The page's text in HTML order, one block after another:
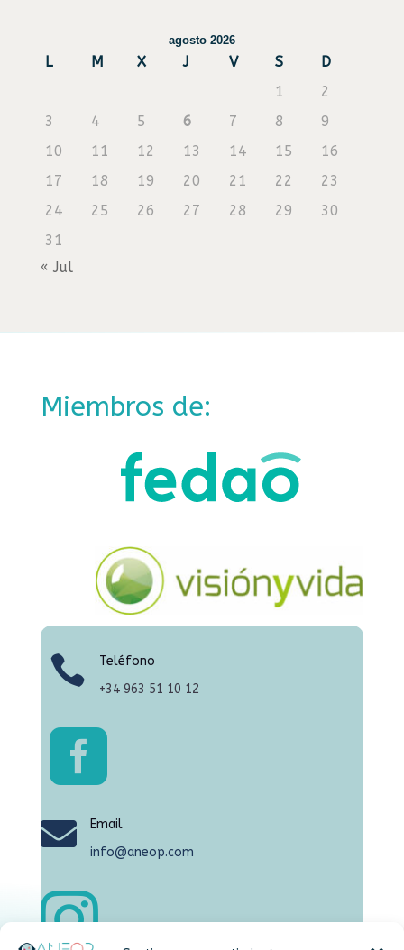
agosto 2026
L M X J V S
D
1
2
3
4 5 6 7 8
9
10
11 12 13 14 15
16
17
18 19 20 21 22
23
24
25 26 27 28 29
30
31
« Jul
Miembros de:

Teléfono
+34 963 51 10 12


Email
info@aneop.com
